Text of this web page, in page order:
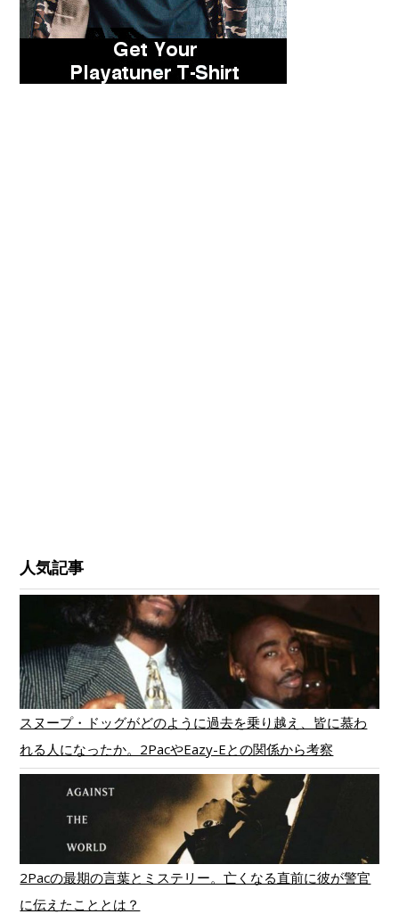
人気記事
スヌープ・ドッグがどのように過去を乗り越え、皆に慕わ
れる人になったか。2PacやEazy-Eとの関係から考察
2Pacの最期の言葉とミステリー。亡くなる直前に彼が警官
に伝えたこととは？